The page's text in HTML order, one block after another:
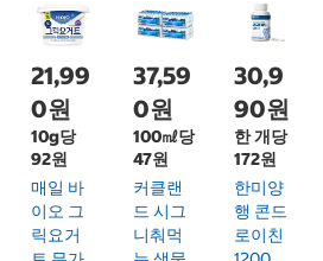
21,99
0원
10g당
92원
매일 바
이오 그
릭요거
37,59
0원
100㎖당
47원
커클랜
드 시그
니춰먹
30,9
90원
한 개당
172원
한미양
행 콘드
로이친